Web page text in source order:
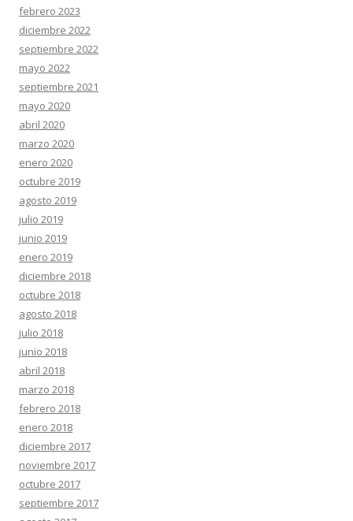
febrero 2023
diciembre 2022
septiembre 2022
mayo 2022
septiembre 2021
mayo 2020
abril 2020
marzo 2020
enero 2020
octubre 2019
agosto 2019
julio 2019
junio 2019
enero 2019
diciembre 2018
octubre 2018
agosto 2018
julio 2018
junio 2018
abril 2018
marzo 2018
febrero 2018
enero 2018
diciembre 2017
noviembre 2017
octubre 2017
septiembre 2017